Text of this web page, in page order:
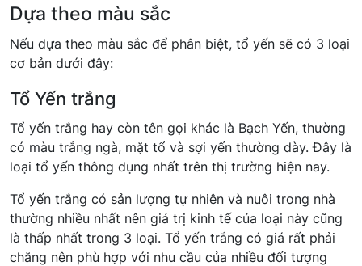
Dựa theo màu sắc
Nếu dựa theo màu sắc để phân biệt, tổ yến sẽ có 3 loại
cơ bản dưới đây:
Tổ Yến trắng
Tổ yến trắng hay còn tên gọi khác là Bạch Yến, thường
có màu trắng ngà, mặt tổ và sợi yến thường dày. Đây là
loại tổ yến thông dụng nhất trên thị trường hiện nay.
Tổ yến trắng có sản lượng tự nhiên và nuôi trong nhà
thường nhiều nhất nên giá trị kinh tế của loại này cũng
là thấp nhất trong 3 loại. Tổ yến trắng có giá rất phải
chăng nên phù hợp với nhu cầu của nhiều đối tượng